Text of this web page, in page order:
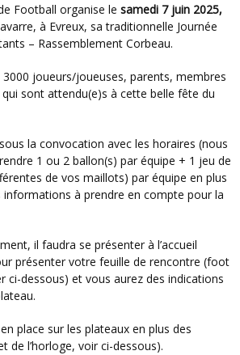
Football organise le samedi 7 juin 2025,
à Evreux, sa traditionnelle Journée
– Rassemblement Corbeau.
sont attendu(e)s à cette belle fête du
1 ou 2 ballon(s) par équipe + 1 jeu de
de vos maillots) par équipe en plus
à prendre en compte pour la
présenter votre feuille de rencontre (foot
ci-dessous) et vous aurez des indications
de l’horloge, voir ci-dessous).